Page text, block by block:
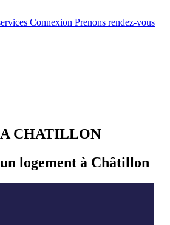
Connexion Prenons rendez-vous
CHATILLON
logement à Châtillon